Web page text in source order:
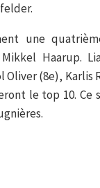
une
Haarup.
Oliver (8e), Karlis
le top 10. Ce